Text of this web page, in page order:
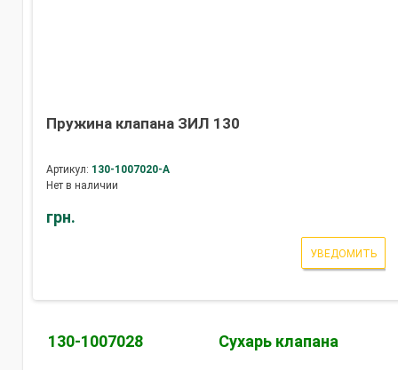
Пружина клапана ЗИЛ 130
Артикул: 130-1007020-А
Нет в наличии
грн.
УВЕДОМИТЬ
130-1007028 Сухарь клапана